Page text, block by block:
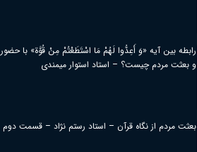
رابطه بین آیه «وَ أَعِدُّوا لَهُمْ مَا اسْتَطَعْتُمْ مِنْ قُوَّة» با حضور
و بعثت مردم چیست؟ – استاد استوار میمندی
بعثت مردم از نگاه قرآن – استاد رستم نژاد – قسمت دوم